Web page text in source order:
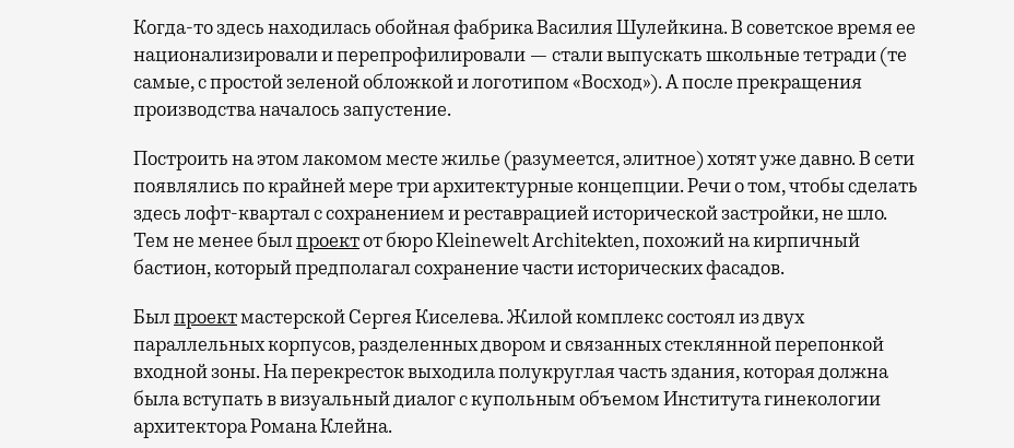
Когда-то здесь находилась обойная фабрика Василия Шулейкина. В советское время ее
национализировали и перепрофилировали — стали выпускать школьные тетради (те
самые, с простой зеленой обложкой и логотипом «Восход»). А после прекращения
производства началось запустение.
Построить на этом лакомом месте жилье (разумеется, элитное) хотят уже давно. В сети
появлялись по крайней мере три архитектурные концепции. Речи о том, чтобы сделать
здесь лофт-квартал с сохранением и реставрацией исторической застройки, не шло.
Тем не менее былпроектот бюро Kleinewelt Аrchitekten, похожий на кирпичный
бастион, который предполагал сохранение части исторических фасадов.
Былпроектмастерской Сергея Киселева. Жилой комплекс состоял издвух
параллельных корпусов,разделенных двором и связанных стеклянной перепонкой
входной зоны. На перекресток выходила полукруглая часть здания, которая должна
была вступать в визуальный диалог с купольным объемом Института гинекологии
архитектора Романа Клейна.